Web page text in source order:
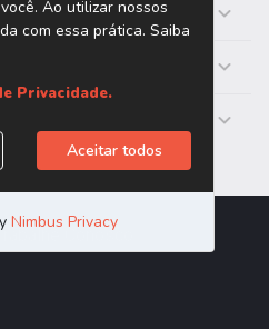
Trabalhe Conosco